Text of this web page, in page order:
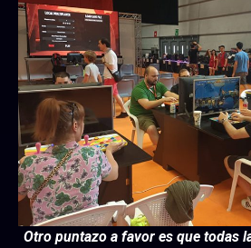
Otro puntazo a favor es que todas